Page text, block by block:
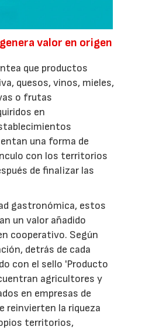
valor en origen
que productos
quesos, vinos, mieles,
o frutas
en
una forma de
con los territorios
de finalizar las
gastronómica, estos
un valor añadido
cooperativo. Según
detrás de cada
con el sello 'Producto
agricultores y
en empresas de
reinvierten la riqueza
territorios,